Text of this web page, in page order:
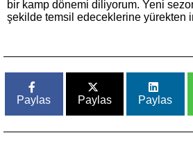
bir kamp dönemi diliyorum. Yeni
şekilde temsil edeceklerine yürekten
Paylas Paylas Paylas